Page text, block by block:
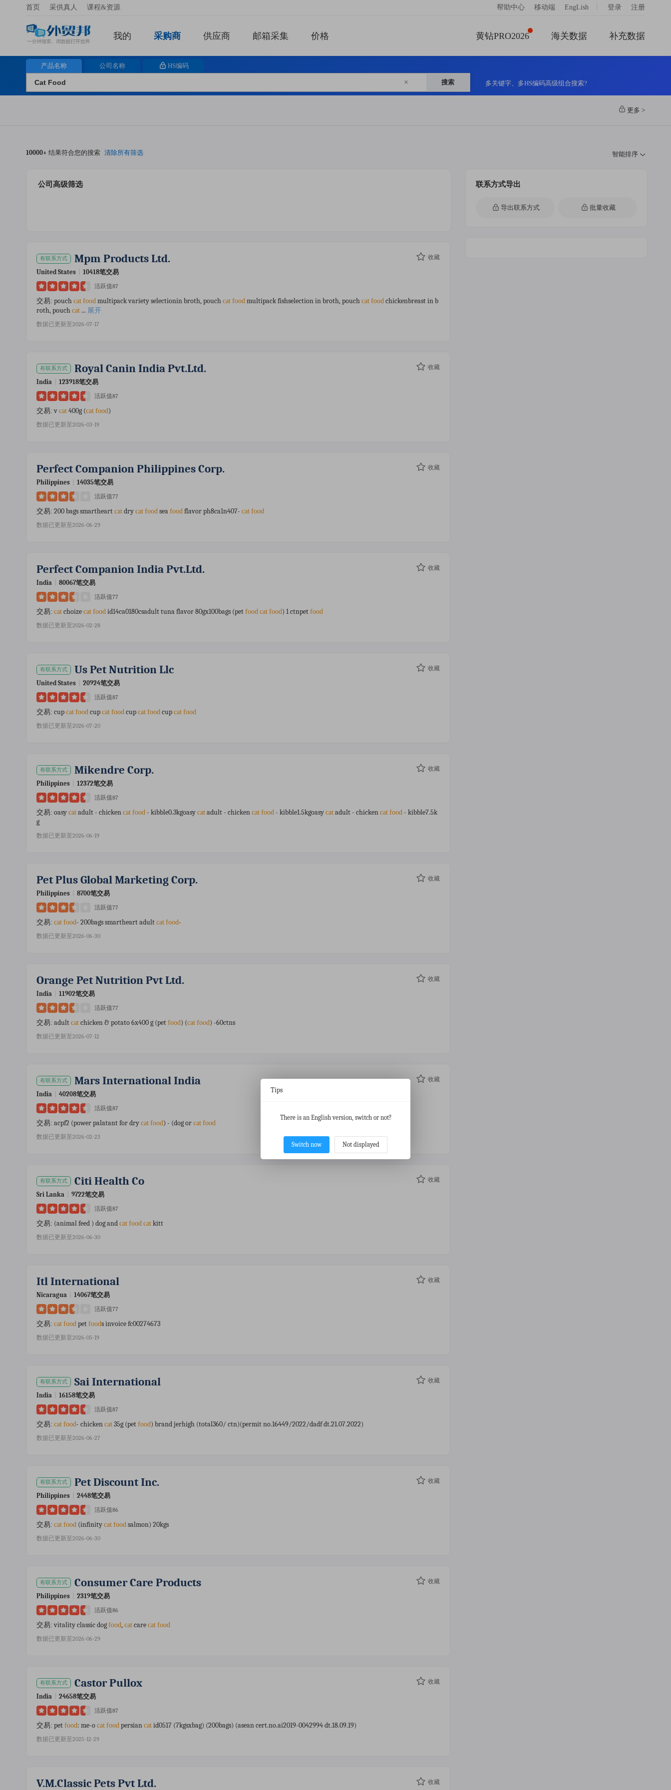
首页 采供真人 课程&资源 帮助中心 移动端 EngLish 登录 注册
我的 采购商 供应商 邮箱采集 价格 黄钻PRO2026 海关数据 补充数据
产品名称 公司名称 HS编码
× 搜索 多关键字、多HS编码高级组合搜索?
更多 >
10000+ 结果符合您的搜索 清除所有筛选 智能排序
公司高级筛选
有联系方式 Mpm Products Ltd. 收藏
United States 10418笔交易
活跃值87
交易: pouch cat food multipack variety selectionin broth, pouch cat food multipack fishselection in broth, pouch cat food chickenbreast in b
roth, pouch cat ... 展开
数据已更新至2026-07-17
有联系方式 Royal Canin India Pvt.ltd. 收藏
India 123918笔交易
活跃值87
交易: v cat 400g (cat food)
数据已更新至2026-03-19
Perfect Companion Philippines Corp. 收藏
Philippines 14035笔交易
活跃值77
交易: 200 bags smartheart cat dry cat food sea food flavor ph8ca1n407- cat food
数据已更新至2026-06-29
Perfect Companion India Pvt.ltd. 收藏
India 80067笔交易
活跃值77
交易: cat choize cat food id14ca0180csadult tuna flavor 80gx100bags (pet food cat food) 1 ctnpet food
数据已更新至2026-02-28
有联系方式 Us Pet Nutrition Llc 收藏
United States 20924笔交易
活跃值87
交易: cup cat food cup cat food cup cat food cup cat food
数据已更新至2026-07-20
有联系方式 Mikendre Corp. 收藏
Philippines 12372笔交易
活跃值87
交易: oasy cat adult - chicken cat food - kibble0.3kgoasy cat adult - chicken cat food - kibble1.5kgoasy cat adult - chicken cat food - kibble7.5k
g
数据已更新至2026-06-19
Pet Plus Global Marketing Corp. 收藏
Philippines 8700笔交易
活跃值77
交易: cat food- 200bags smartheart adult cat food-
数据已更新至2026-06-30
Orange Pet Nutrition Pvt Ltd. 收藏
India 11902笔交易
活跃值77
交易: adult cat chicken & potato 6x400 g (pet food) (cat food) -60ctns
数据已更新至2026-07-12
有联系方式 Mars International India 收藏
India 40208笔交易
活跃值87
交易: acpf2 (power palatant for dry cat food) - (dog or cat food
数据已更新至2026-02-23
有联系方式 Citi Health Co 收藏
Sri Lanka 9722笔交易
活跃值87
交易: (animal feed ) dog and cat food cat kitt
数据已更新至2026-06-30
Itl International 收藏
Nicaragua 14067笔交易
活跃值77
交易: cat food pet foods invoice fc00274673
数据已更新至2026-05-19
有联系方式 Sai International 收藏
India 16158笔交易
活跃值87
交易: cat food- chicken cat 35g (pet food) brand jerhigh (total360/ ctn)(permit no.16449/2022/dadf dt.21.07.2022)
数据已更新至2026-06-27
有联系方式 Pet Discount Inc. 收藏
Philippines 2448笔交易
活跃值86
交易: cat food (infinity cat food salmon) 20kgs
数据已更新至2026-06-30
有联系方式 Consumer Care Products 收藏
Philippines 2319笔交易
活跃值86
交易: vitality classic dog food, cat care cat food
数据已更新至2026-06-29
有联系方式 Castor Pullox 收藏
India 24658笔交易
活跃值87
交易: pet food: me-o cat food persian cat id0517 (7kgsxbag) (200bags) (asean cert.no.ai2019-0042994 dt.18.09.19)
数据已更新至2025-12-29
V.m.classic Pets Pvt Ltd. 收藏
联系方式导出
导出联系方式 批量收藏
Tips
There is an English version, switch or not?
Switch now Not displayed